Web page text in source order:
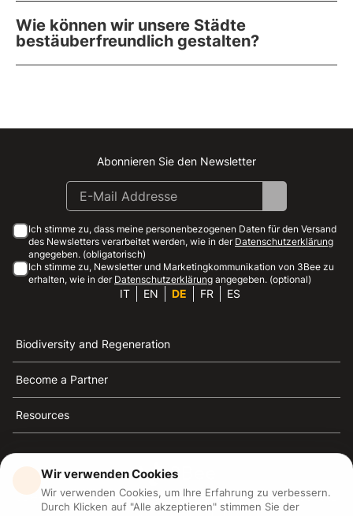
Wie können wir unsere Städte
bestäuberfreundlich gestalten?
Instagram
Facebook
Linkedin
Youtube
Abonnieren Sie den Newsletter
Ich stimme zu, dass meine personenbezogenen Daten für den Versand
des Newsletters verarbeitet werden, wie in der Datenschutzerklärung
angegeben. (obligatorisch)
Ich stimme zu, Newsletter und Marketingkommunikation von 3Bee zu
erhalten, wie in der Datenschutzerklärung angegeben. (optional)
IT EN DE FR ES
Biodiversity and Regeneration
Become a Partner
Resources
3Bee ist die Referenz für Nachhaltigkeit, Bienenschutz
Wir verwenden Cookies
Wir verwenden Cookies, um Ihre Erfahrung zu verbessern.
Durch Klicken auf "Alle akzeptieren" stimmen Sie der